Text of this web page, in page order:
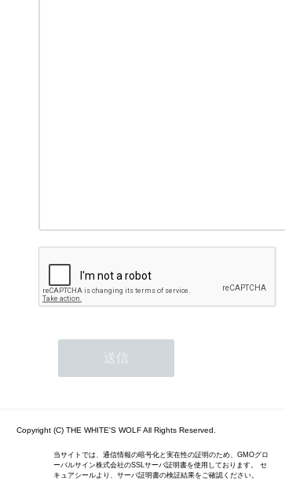
Copyright (C) THE WHITE'S WOLF All Rights Reserved.
当サイトでは、通信情報の暗号化と実在性の証明のため、GMOグロ
ーバルサイン株式会社のSSLサーバ証明書を使用しております。 セ
キュアシールより、サーバ証明書の検証結果をご確認ください。